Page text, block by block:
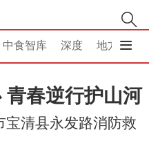
中食智库 深度 地方
春逆行护山河
清县永发路消防救